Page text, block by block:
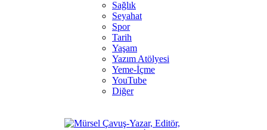
Sağlık
Seyahat
Spor
Tarih
Yaşam
Yazım Atölyesi
Yeme-İçme
YouTube
Diğer